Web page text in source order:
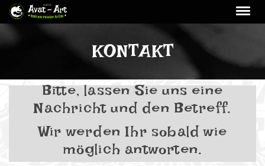
KONTAKT
Bitte, lassen Sie uns eine
Nachricht und den Betreff.
Wir werden Ihr sobald wie
möglich antworten.